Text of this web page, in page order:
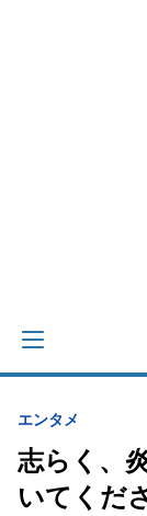
エンタメ
志らく、
いてくだ